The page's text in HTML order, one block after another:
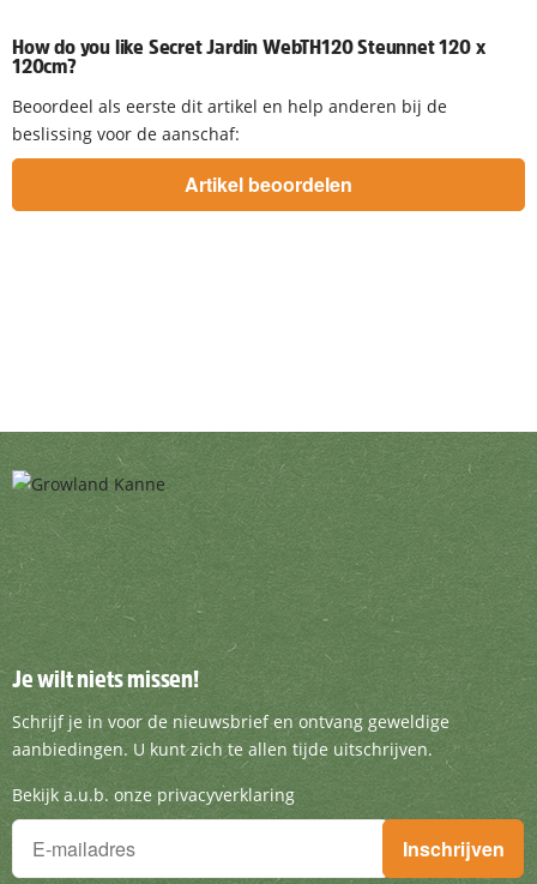
How do you like Secret Jardin WebTH120 Steunnet 120 x
120cm?
Beoordeel als eerste dit artikel en help anderen bij de
beslissing voor de aanschaf:
Je wilt niets missen!
Schrijf je in voor de nieuwsbrief en ontvang
Je wilt niets missen!
Schrijf je in voor de nieuwsbrief en ontvang geweldige
aanbiedingen. U kunt zich te allen tijde uitschrijven.
Bekijk a.u.b. onze privacyverklaring
Je wilt niets missen!
Schrijf je in voor de nieuwsbrief en ontvang geweldige
Inschrijven